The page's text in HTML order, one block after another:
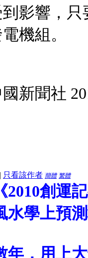
影響，
機組。
新聞社
| 只看該作者 簡體 繁體
2010創運
水學上預
年，用上